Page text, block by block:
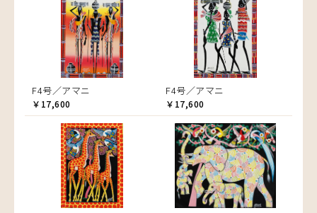
F4号／アマニ
￥17,600
F4号／アマニ
￥17,600